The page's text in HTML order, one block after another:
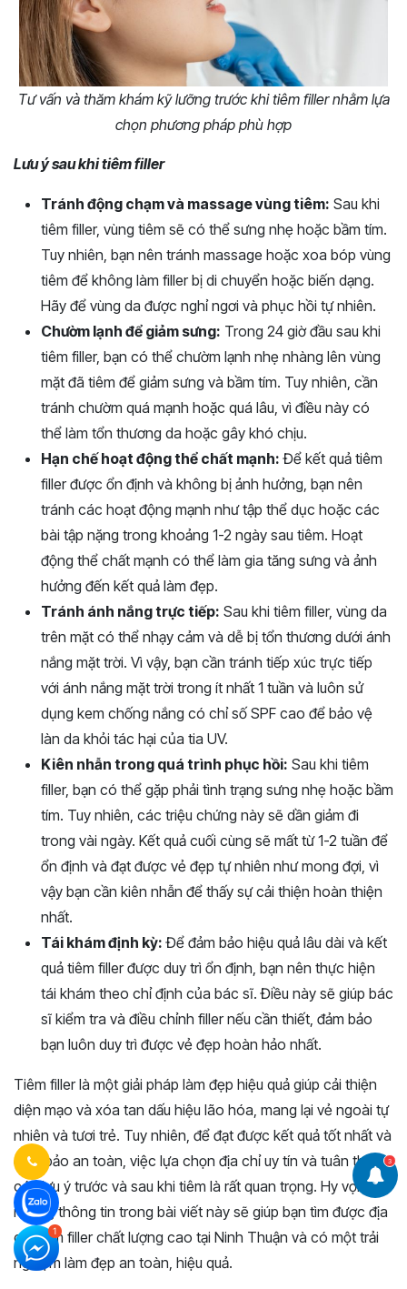
3
Tư vấn và thăm khám kỹ lưỡng trước khi tiêm filler nhằm lựa
chọn phương pháp phù hợp
Lưu ý sau khi tiêm filler
Tránh động chạm và massage vùng tiêm: Sau khi
tiêm filler, vùng tiêm sẽ có thể sưng nhẹ hoặc bầm tím.
Tuy nhiên, bạn nên tránh massage hoặc xoa bóp vùng
tiêm để không làm filler bị di chuyển hoặc biến dạng.
Hãy để vùng da được nghỉ ngơi và phục hồi tự nhiên.
Chườm lạnh để giảm sưng: Trong 24 giờ đầu sau khi
tiêm filler, bạn có thể chườm lạnh nhẹ nhàng lên vùng
mặt đã tiêm để giảm sưng và bầm tím. Tuy nhiên, cần
tránh chườm quá mạnh hoặc quá lâu, vì điều này có
thể làm tổn thương da hoặc gây khó chịu.
Hạn chế hoạt động thể chất mạnh: Để kết quả tiêm
filler được ổn định và không bị ảnh hưởng, bạn nên
tránh các hoạt động mạnh như tập thể dục hoặc các
bài tập nặng trong khoảng 1-2 ngày sau tiêm. Hoạt
động thể chất mạnh có thể làm gia tăng sưng và ảnh
hưởng đến kết quả làm đẹp.
Tránh ánh nắng trực tiếp: Sau khi tiêm filler, vùng da
trên mặt có thể nhạy cảm và dễ bị tổn thương dưới ánh
nắng mặt trời. Vì vậy, bạn cần tránh tiếp xúc trực tiếp
với ánh nắng mặt trời trong ít nhất 1 tuần và luôn sử
dụng kem chống nắng có chỉ số SPF cao để bảo vệ
làn da khỏi tác hại của tia UV.
Kiên nhẫn trong quá trình phục hồi: Sau khi tiêm
filler, bạn có thể gặp phải tình trạng sưng nhẹ hoặc bầm
tím. Tuy nhiên, các triệu chứng này sẽ dần giảm đi
trong vài ngày. Kết quả cuối cùng sẽ mất từ 1-2 tuần để
ổn định và đạt được vẻ đẹp tự nhiên như mong đợi, vì
vậy bạn cần kiên nhẫn để thấy sự cải thiện hoàn thiện
nhất.
Tái khám định kỳ: Để đảm bảo hiệu quả lâu dài và kết
quả tiêm filler được duy trì ổn định, bạn nên thực hiện
tái khám theo chỉ định của bác sĩ. Điều này sẽ giúp bác
sĩ kiểm tra và điều chỉnh filler nếu cần thiết, đảm bảo
bạn luôn duy trì được vẻ đẹp hoàn hảo nhất.
Tiêm filler là một giải pháp làm đẹp hiệu quả giúp cải thiện
diện mạo và xóa tan dấu hiệu lão hóa, mang lại vẻ ngoài tự
nhiên và tươi trẻ. Tuy nhiên, để đạt được kết quả tốt nhất và
đảm bảo an toàn, việc lựa chọn địa chỉ uy tín và tuân thủ
các lưu ý trước và sau khi tiêm là rất quan trọng. Hy vọng
những thông tin trong bài viết này sẽ giúp bạn tìm được địa
chỉ tiêm filler chất lượng cao tại Ninh Thuận và có một trải
nghiệm làm đẹp an toàn, hiệu quả.